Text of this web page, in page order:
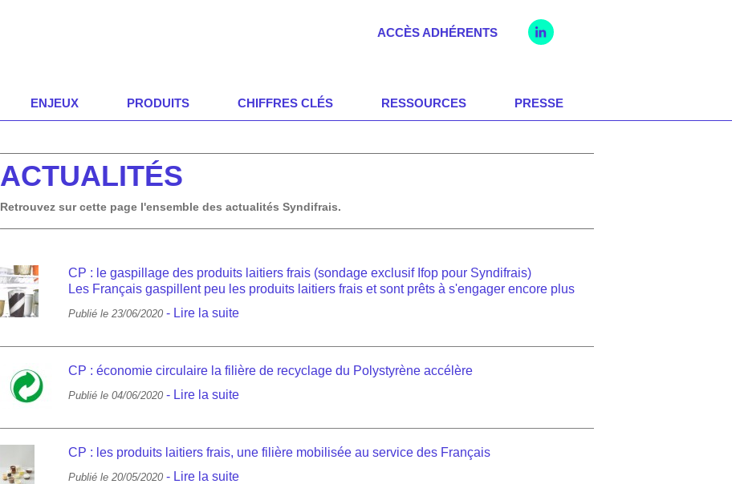
ENJEUX PRODUITS CHIFFRES CLÉS RESSOURCES PRESSE
ACCÈS ADHÉRENTS
ACTUALITÉS
Retrouvez sur cette page l'ensemble des actualités Syndifrais.
CP : le gaspillage des produits laitiers frais (sondage exclusif Ifop pour Syndifrais)
Les Français gaspillent peu les produits laitiers frais et sont prêts à s'engager encore plus
Publié le 23/06/2020 - Lire la suite
CP : économie circulaire la filière de recyclage du Polystyrène accélère
Publié le 04/06/2020 - Lire la suite
CP : les produits laitiers frais, une filière mobilisée au service des Français
Publié le 20/05/2020 - Lire la suite